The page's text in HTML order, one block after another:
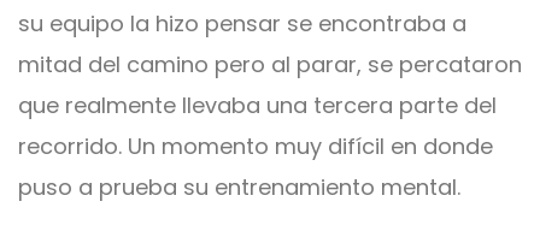
su equipo la hizo pensar se encontraba a
mitad del camino pero al parar, se percataron
que realmente llevaba una tercera parte del
recorrido. Un momento muy difícil en donde
puso a prueba su entrenamiento mental.